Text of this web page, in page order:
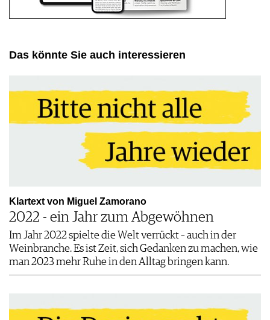
Das könnte Sie auch interessieren
Klartext von Miguel Zamorano
2022 - ein Jahr zum Abgewöhnen
Im Jahr 2022 spielte die Welt verrückt – auch in der
Weinbranche. Es ist Zeit, sich Gedanken zu machen, wie
man 2023 mehr Ruhe in den Alltag bringen kann.